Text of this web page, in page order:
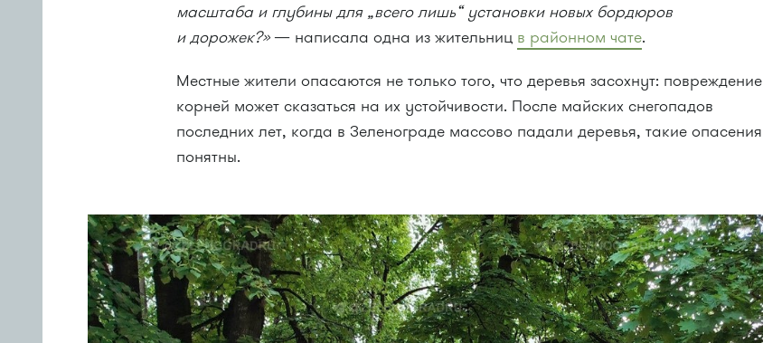
масштаба и глубины для „всего лишь“ установки новых бордюров
и дорожек?» — написала одна из жительниц в районном чате.
Местные жители опасаются не только того, что деревья засохнут: повреждение
корней может сказаться на их устойчивости. После майских снегопадов
последних лет, когда в Зеленограде массово падали деревья, такие опасения
понятны.